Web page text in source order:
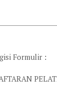
Formulir :